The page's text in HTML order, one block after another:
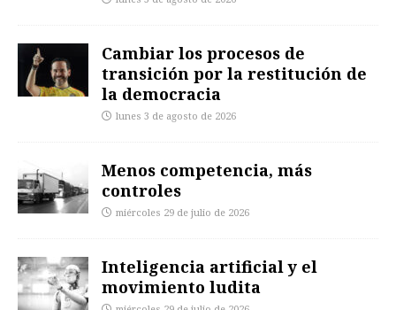
Cambiar los procesos de
transición por la restitución de
la democracia
lunes 3 de agosto de 2026
Menos competencia, más
controles
miércoles 29 de julio de 2026
Inteligencia artificial y el
movimiento ludita